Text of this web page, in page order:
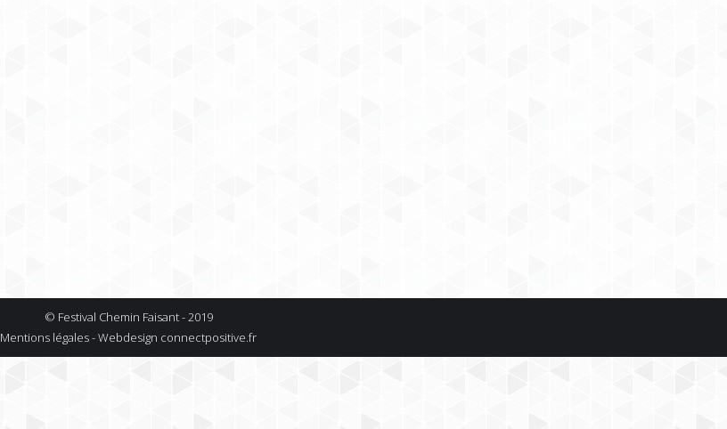
© Festival Chemin Faisant - 2019
Mentions légales - Webdesign connectpositive.fr